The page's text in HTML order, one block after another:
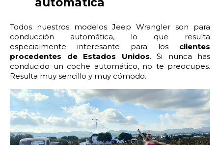
Todos nuestros modelos Jeep Wrangler son para
conducción automática, lo que resulta
especialmente interesante para los clientes
procedentes de Estados Unidos. Si nunca has
conducido un coche automático, no te preocupes.
Resulta muy sencillo y muy cómodo.
16:00 16:30 17:00 17:30
18:00 18:30 19:00 19:30
20:00 20:30 21:00 21:30
22:00 22:30 23:00 23:30
Edad: